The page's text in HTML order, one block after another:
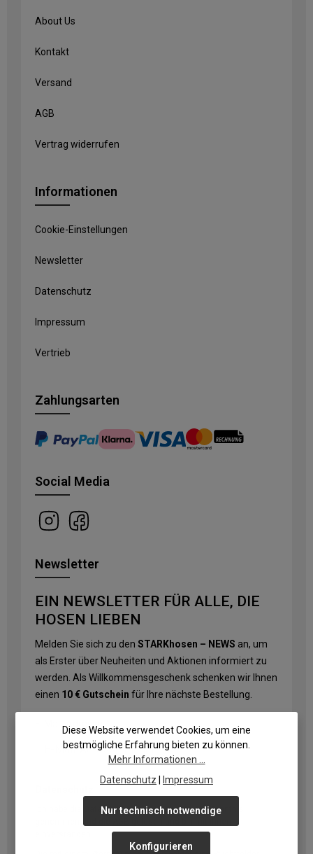
About Us
Kontakt
Versand
AGB
Vertrag widerrufen
Informationen
Cookie-Einstellungen
Newsletter
Datenschutz
Impressum
Vertrieb
Zahlungsarten
Social Media
Newsletter
EIN NEWSLETTER FÜR ALLE, DIE
HOSEN LIEBEN
Melden Sie sich zu den STARKhosen – NEWS an, um
als Erster über Neuheiten und Aktionen informiert zu
werden. Als Willkommensgeschenk schenken wir Ihnen
einen 10 € Gutschein für Ihre nächste Bestellung.
E-Mail-Adresse
Datenschutzbestimmungenzur Kenntnis
Diese Website verwendet Cookies, um eine
bestmögliche Erfahrung bieten zu können.
Mehr Informationen ...
Datenschutz
Impressum
Nur technisch notwendige
Konfigurieren